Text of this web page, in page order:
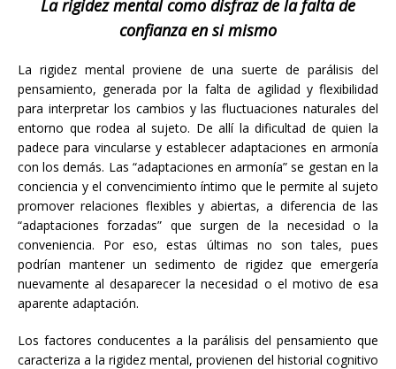
La rigidez mental como disfraz de la falta de
confianza en si mismo
La rigidez mental proviene de una suerte de parálisis del
pensamiento, generada por la falta de agilidad y flexibilidad
para interpretar los cambios y las fluctuaciones naturales del
entorno que rodea al sujeto. De allí la dificultad de quien la
padece para vincularse y establecer adaptaciones en armonía
con los demás. Las “adaptaciones en armonía” se gestan en la
conciencia y el convencimiento íntimo que le permite al sujeto
promover relaciones flexibles y abiertas, a diferencia de las
“adaptaciones forzadas” que surgen de la necesidad o la
conveniencia. Por eso, estas últimas no son tales, pues
podrían mantener un sedimento de rigidez que emergería
nuevamente al desaparecer la necesidad o el motivo de esa
aparente adaptación.
Los factores conducentes a la parálisis del pensamiento que
caracteriza a la rigidez mental, provienen del historial cognitivo